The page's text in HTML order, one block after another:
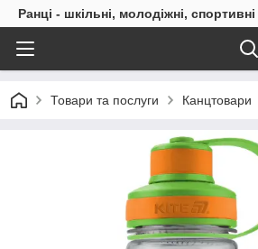
Ранці - шкільні, молодіжні, спортивні
Товари та послуги Канцтовари